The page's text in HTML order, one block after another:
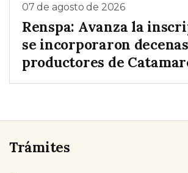
07 de agosto de 2026
Renspa: Avanza la
se incorporaron
productores de
Trámites